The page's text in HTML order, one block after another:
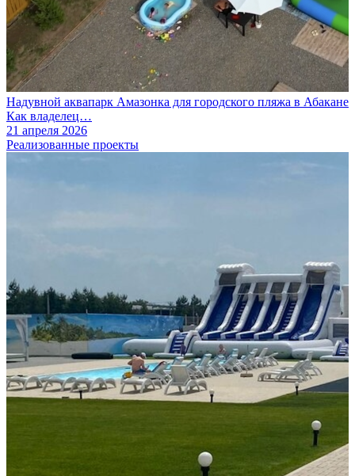
Надувной аквапарк Амазонка для городского пляжа в Абакане
Как владелец…
21 апреля 2026
Реализованные проекты